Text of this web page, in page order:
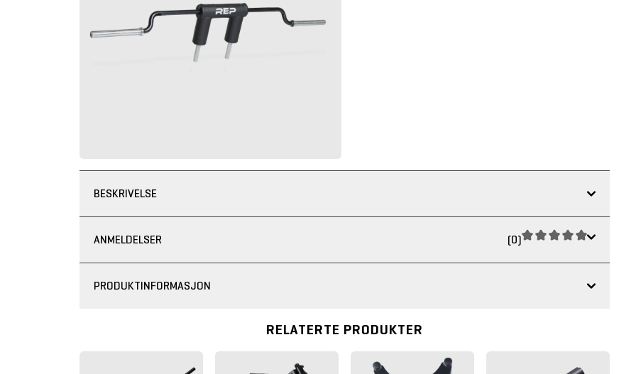
BESKRIVELSE
ANMELDELSER (0)
PRODUKTINFORMASJON
RELATERTE PRODUKTER